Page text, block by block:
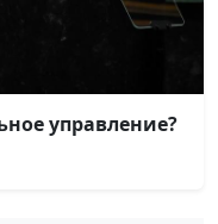
управление?